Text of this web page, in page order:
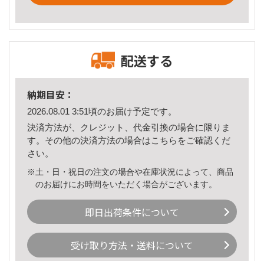
配送する
納期目安：
2026.08.01 3:51頃のお届け予定です。
決済方法が、クレジット、代金引換の場合に限りま
す。その他の決済方法の場合はこちら をご確認くだ
さい。
※土・日・祝日の注文の場合や在庫状況によって、商品
のお届けにお時間をいただく場合がございます。
即日出荷条件について
受け取り方法・送料について